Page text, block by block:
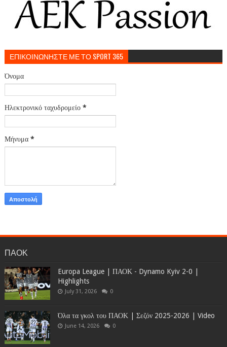
ΕΠΙΚΟΙΝΩΝΗΣΤΕ ΜΕ ΤΟ SPORT 365
Όνομα
Ηλεκτρονικό ταχυδρομείο *
Μήνυμα *
ΠΑΟΚ
Europa League | ΠΑΟΚ - Dynamo Kyiv 2-0 |
Highlights
July 31, 2026 0
Όλα τα γκολ του ΠΑΟΚ | Σεζόν 2025-2026 | Video
June 14, 2026 0